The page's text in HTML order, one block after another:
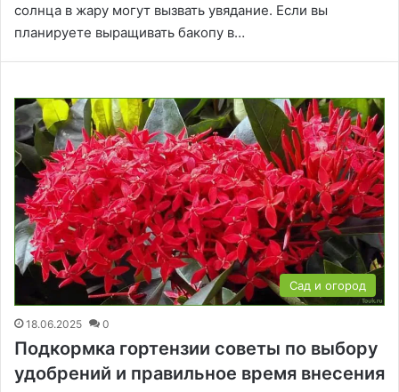
солнца в жару могут вызвать увядание. Если вы
планируете выращивать бакопу в…
Сад и огород
18.06.2025 0
Подкормка гортензии советы по выбору
удобрений и правильное время внесения